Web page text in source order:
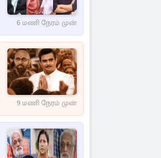
6 மணி நேரம் முன்
9 மணி நேரம் முன்